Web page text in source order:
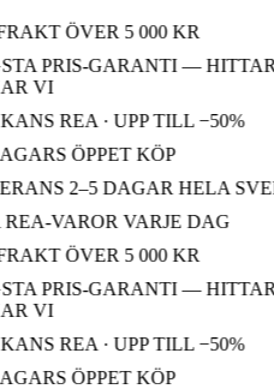
ÖVER 5 000 KR
PRIS-GARANTI — HITTAR
VI
REA · UPP TILL −50%
ÖPPET KÖP
2–5 DAGAR HELA
VAROR VARJE DAG
ÖVER 5 000 KR
PRIS-GARANTI — HITTAR
VI
REA · UPP TILL −50%
ÖPPET KÖP